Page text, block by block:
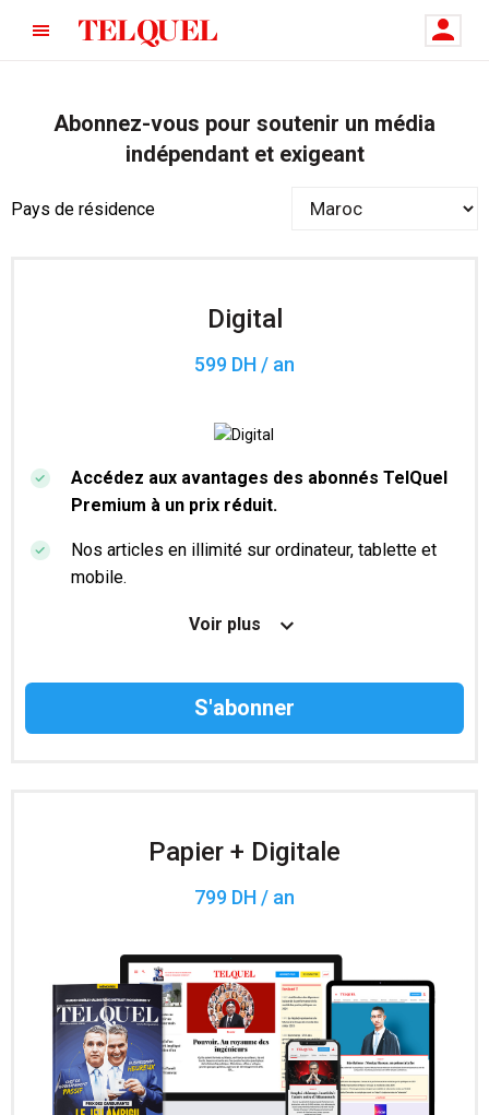
Abonnez-vous pour soutenir un média
indépendant et exigeant
Pays de résidence
Digital
599 DH / an
Accédez aux avantages des abonnés TelQuel
Premium à un prix réduit.
Nos articles en illimité sur ordinateur, tablette et
mobile.
Le magazine TelQuel en numérique avant la sortie
Des informations confidentielles résérvées aux
Voir plus
Papier + Digitale
799 DH / an